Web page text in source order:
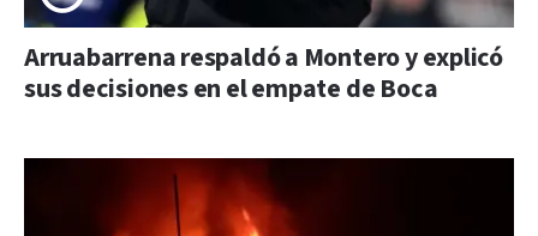
Arruabarrena respaldó a Montero y explicó
sus decisiones en el empate de Boca